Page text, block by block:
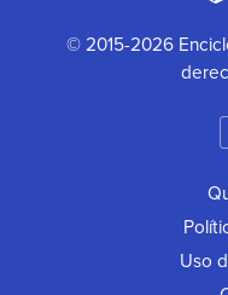
© 2015-2026
Uso